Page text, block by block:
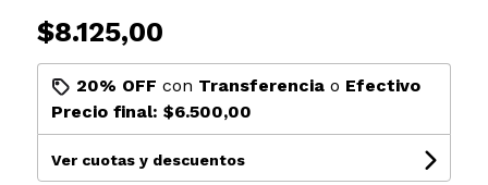
$8.125,00
20% OFF con Transferenciao Efectivo
Precio final: $6.500,00
Ver cuotas y descuentos